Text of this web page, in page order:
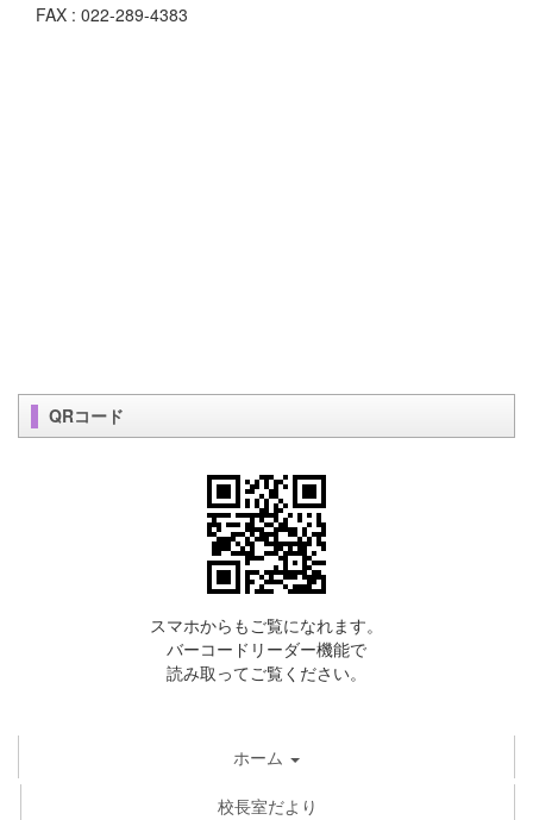
FAX : 022-289-4383
QRコード
スマホからもご覧になれます。
バーコードリーダー機能で
読み取ってご覧ください。
ホーム
校長室だより